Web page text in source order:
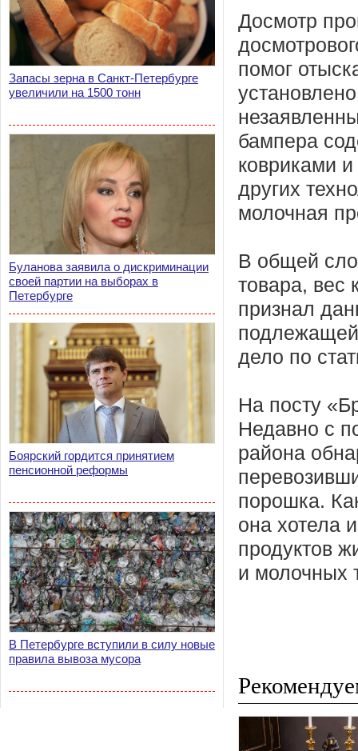
Запасы зерна в Санкт-Петербурге
увеличили на 1500 тонн
Буланова заявила о дискриминации
своей партии на выборах в
Петербурге
Боярский гордится принятием
пенсионной реформы
В Петербурге вступили в силу новые
правила вывоза мусора
Досмотр
помог
бампера
ковриками
других
молочная
В общей
товара, вес
признал
дело по
На посту
Недавно с
района
порошка.
она хотела
продуктов
и молочных